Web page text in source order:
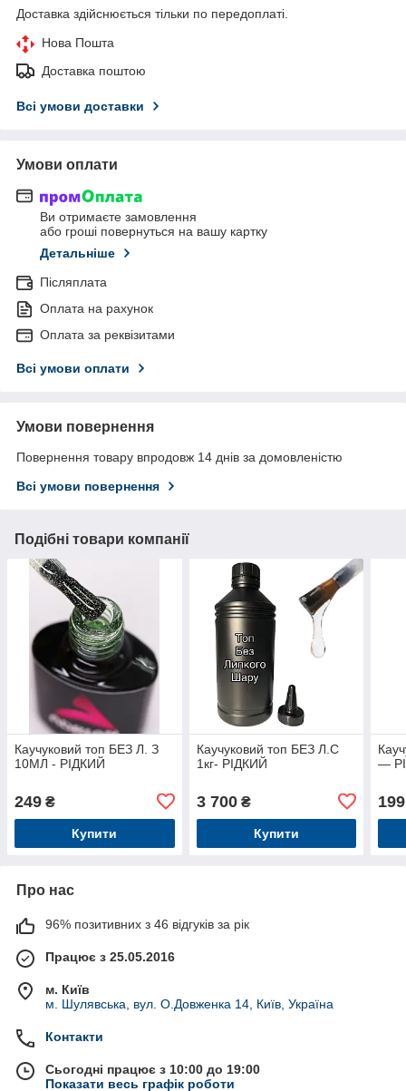
Доставка здійснюється тільки по передоплаті.
Нова Пошта
Доставка поштою
Всі умови доставки
Умови оплати
Ви отримаєте замовлення
або гроші повернуться на вашу картку
Детальніше
Післяплата
Оплата на рахунок
Оплата за реквізитами
Всі умови оплати
Умови повернення
Повернення товару впродовж 14 днів за домовленістю
Всі умови повернення
Подібні товари компанії
Каучуковий топ БЕЗ Л. З
10МЛ - РІДКИЙ
249 ₴
Купити
Каучуковий топ БЕЗ Л.С
1кг- РІДКИЙ
3 700₴
Купити
—
199
Про нас
96% позитивних з 46 відгуків за рік
Працює з 25.05.2016
м. Київ
м. Шулявська, вул. О.Довженка 14, Київ, Україна
Контакти
Сьогодні працює з 10:00 до 19:00
Показати весь графік роботи